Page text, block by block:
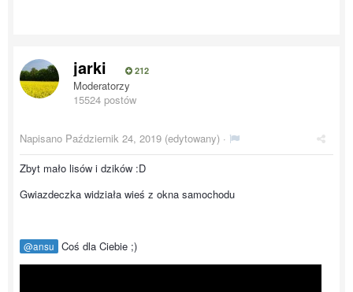
jarki 212
Moderatorzy
15524 postów
Napisano Październik 24, 2019 (edytowany) ·
Zbyt mało lisów i dzików :D
Gwiazdeczka widziała wieś z okna samochodu
@ansu Coś dla Ciebie ;)